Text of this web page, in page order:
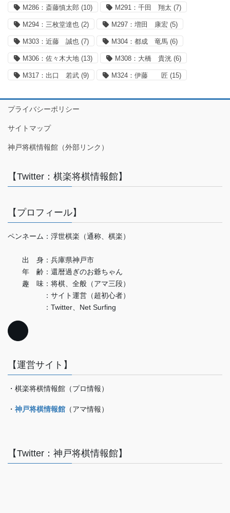
M286：斎藤慎太郎 (10) M291：千田 翔太 (7)
M294：三枚堂達也 (2) M297：増田 康宏 (5)
M303：近藤 誠也 (7) M304：都成 竜馬 (6)
M306：佐々木大地 (13) M308：大橋 貴洸 (6)
M317：出口 若武 (9) M324：伊藤 匠 (15)
プライバシーポリシー
サイトマップ
神戸将棋情報館（外部リンク）
【Twitter：棋楽将棋情報館】
【プロフィール】
ペンネーム：浮世棋楽（通称、棋楽）
出 身：兵庫県神戸市
年 齢：還暦過ぎのお爺ちゃん
趣 味：将棋、全般（アマ三段）
：サイト運営（超初心者）
：Twitter、Net Surfing
【運営サイト】
・棋楽将棋情報館（プロ情報）
・ 神戸将棋情報館 （アマ情報）
【Twitter：神戸将棋情報館】